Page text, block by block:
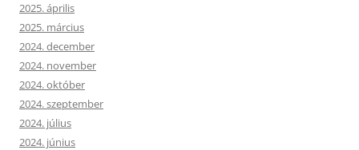
2025. április
2025. március
2024. december
2024. november
2024. október
2024. szeptember
2024. július
2024. június